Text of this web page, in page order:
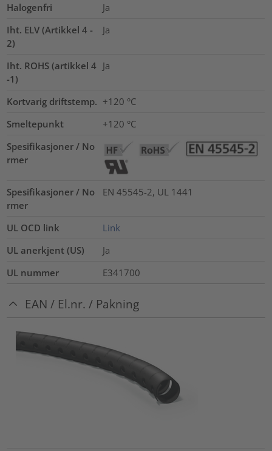
Halogenfri
Ja
Iht. ELV (Artikkel 4 -
2)
Ja
Iht. ROHS (artikkel 4
-1)
Ja
Kortvarig driftstemp. +120 °C
Smeltepunkt
+120 °C
Spesifikasjoner / No
rmer
Spesifikasjoner / No
rmer
EN 45545-2, UL 1441
UL OCD link
Link
UL anerkjent (US)
Ja
UL nummer
E341700
EAN / El.nr. / Pakning